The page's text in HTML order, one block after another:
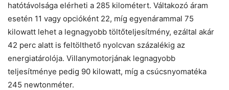
hatótávolsága elérheti a 285 kilométert. Váltakozó áram
esetén 11 vagy opcióként 22, míg egyenárammal 75
kilowatt lehet a legnagyobb töltőteljesítmény, ezáltal akár
42 perc alatt is feltölthető nyolcvan százalékig az
energiatárolója. Villanymotorjának legnagyobb
teljesítménye pedig 90 kilowatt, míg a csúcsnyomatéka
245 newtonméter.